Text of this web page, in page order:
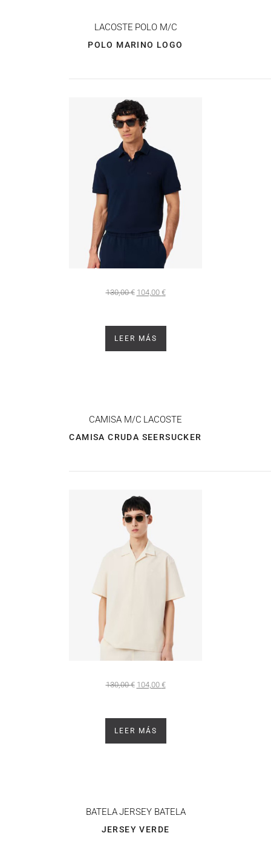
LACOSTE POLO M/C
POLO MARINO LOGO
130,00€ 104,00 €
LEER MÁS
CAMISA M/C LACOSTE
CAMISA CRUDA SEERSUCKER
130,00€ 104,00 €
LEER MÁS
BATELAJERSEY BATELA
JERSEY VERDE